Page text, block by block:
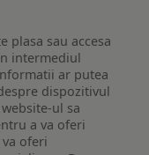
plasa sau accesa
intermediul
ar putea
dispozitivul
ul sa
a va oferi
oferi